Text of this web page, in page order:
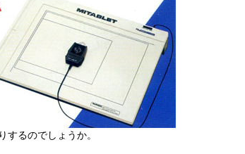
するのでしょうか。